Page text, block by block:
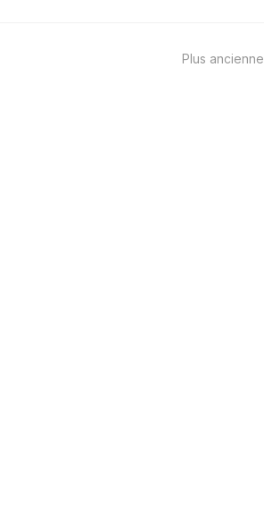
Plus ancienne